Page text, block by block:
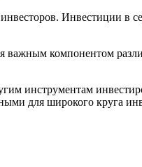
Инвестиции в
важным компонентом
инструментам
для широкого круга